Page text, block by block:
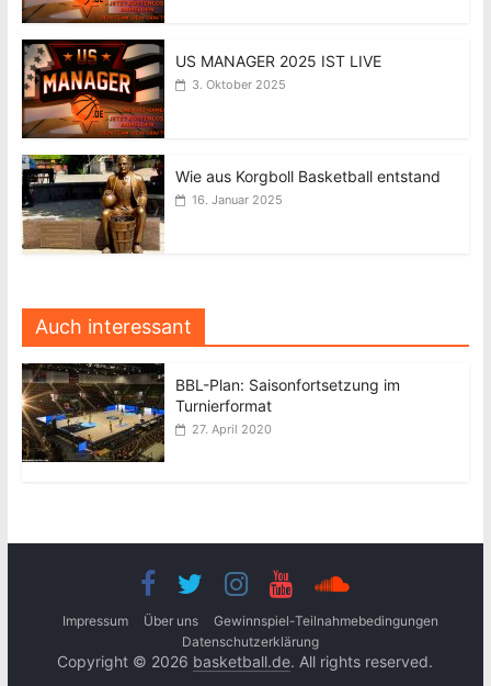
US MANAGER 2025 IST LIVE
3. Oktober 2025
Wie aus Korgboll Basketball entstand
16. Januar 2025
Auch interessant
BBL-Plan: Saisonfortsetzung im
Turnierformat
27. April 2020
Impressum Über uns
Gewinnspiel-Teilnahmebedingungen
Datenschutzerklärung
Copyright © 2026 basketball.de. All rights reserved.